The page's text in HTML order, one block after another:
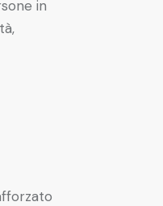
in